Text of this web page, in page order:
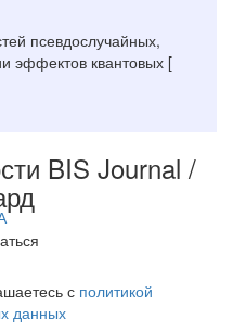
псевдослучайных,
эффектов квантовых [
BIS Journal /
с политикой
данных